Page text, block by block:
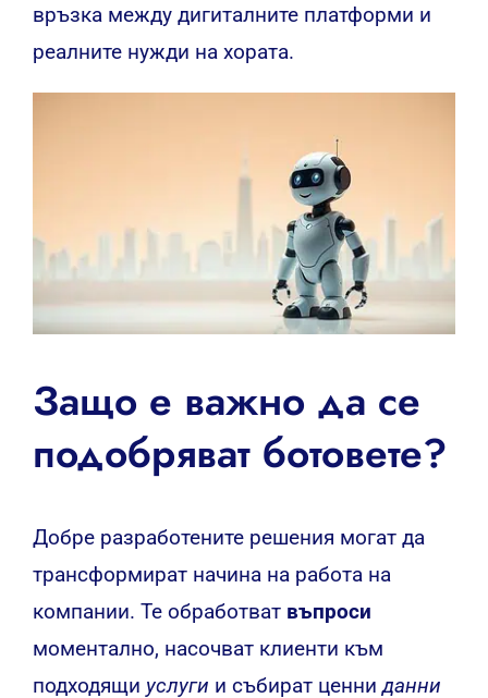
връзка между дигиталните платформи и
реалните нужди на хората.
Защо е важно да се
подобряват ботовете?
Добре разработените решения могат да
трансформират начина на работа на
компании. Те обработват въпроси
моментално, насочват клиенти към
подходящи услуги и събират ценниданни